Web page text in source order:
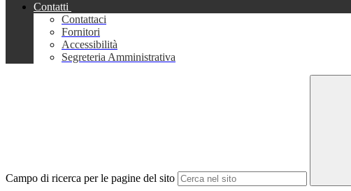
Contatti
Contattaci
Fornitori
Accessibilità
Segreteria Amministrativa
Campo di ricerca per le pagine del sito